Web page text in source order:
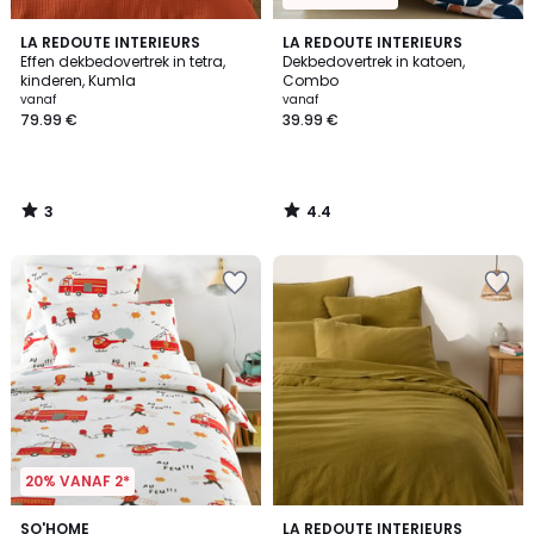
LA REDOUTE INTERIEURS
Effen dekbedovertrek in tetra,
kinderen, Kumla
vanaf
79.99 €
3
/
5
3
/
LA REDOUTE INTERIEURS
Dekbedovertrek in katoen,
Combo
vanaf
39.99 €
4.4
/ 5
4.4
/
20% VANAF 2*
SO'HOME LA REDOUTE INTERIEURS
4.5